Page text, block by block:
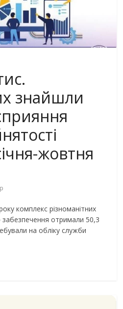
знайшли
жовтня
комплекс різноманітних
забезпечення отримали 50,3
на обліку служби